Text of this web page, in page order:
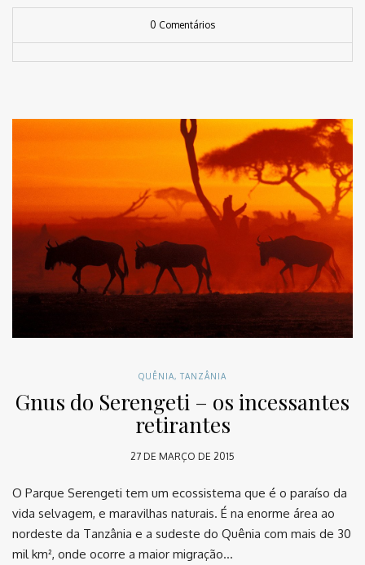
0 Comentários
QUÊNIA, TANZÂNIA
Gnus do Serengeti – os incessantes
retirantes
27 DE MARÇO DE 2015
O Parque Serengeti tem um ecossistema que é o paraíso da
vida selvagem, e maravilhas naturais. É na enorme área ao
nordeste da Tanzânia e a sudeste do Quênia com mais de 30
mil km², onde ocorre a maior migração…